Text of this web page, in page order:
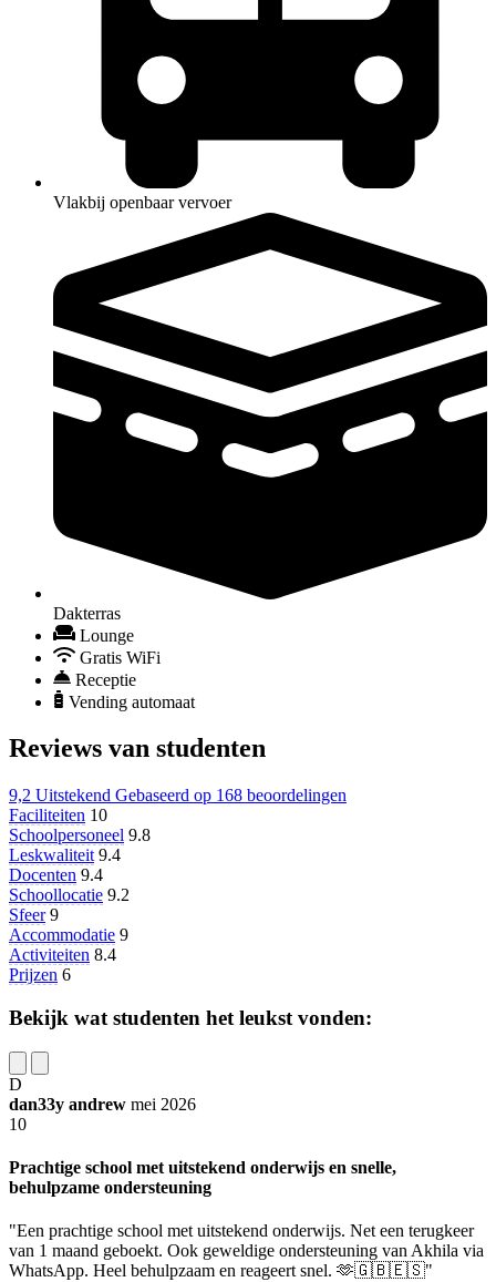
Vlakbij openbaar vervoer
Dakterras
Lounge
Gratis WiFi
Receptie
Vending automaat
Reviews van studenten
9,2 Uitstekend Gebaseerd op 168 beoordelingen
Faciliteiten 10
Schoolpersoneel 9.8
Leskwaliteit 9.4
Docenten 9.4
Schoollocatie 9.2
Sfeer 9
Accommodatie 9
Activiteiten 8.4
Prijzen 6
Bekijk wat studenten het leukst vonden:
D
dan33y andrew mei 2026
10
Prachtige school met uitstekend onderwijs en snelle,
behulpzame ondersteuning
"Een prachtige school met uitstekend onderwijs. Net een terugkeer
van 1 maand geboekt. Ook geweldige ondersteuning van Akhila via
WhatsApp. Heel behulpzaam en reageert snel. 🫶🇬🇧🇪🇸"